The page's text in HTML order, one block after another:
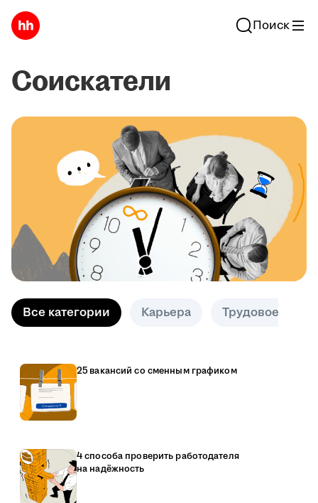
Поиск
Соискатели
Все категории Карьера Трудовое право
25 вакансий со сменным графиком
4 способа проверить работодателя
на надёжность